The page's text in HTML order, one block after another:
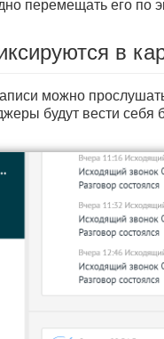
перемещать его по
в
можно
будут вести